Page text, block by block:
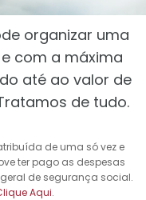
organizar uma
com a máxima
até ao valor de
de tudo.
de uma só vez e
ter pago as despesas
de segurança social.
Aqui.